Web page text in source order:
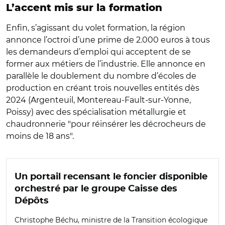
L’accent mis sur la formation
Enfin, s’agissant du volet formation, la région
annonce l’octroi d’une prime de 2.000 euros à tous
les demandeurs d’emploi qui acceptent de se
former aux métiers de l’industrie. Elle annonce en
parallèle le doublement du nombre d’écoles de
production en créant trois nouvelles entités dès
2024 (Argenteuil, Montereau-Fault-sur-Yonne,
Poissy) avec des spécialisation métallurgie et
chaudronnerie "pour réinsérer les décrocheurs de
moins de 18 ans".
Un portail recensant le foncier disponible
orchestré par le groupe Caisse des
Dépôts
Christophe Béchu, ministre de la Transition écologique